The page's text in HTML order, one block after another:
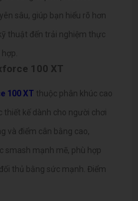
sâu, giúp bạn hiểu rõ hơn
thuật đến trải nghiệm thực
100 XT
100 XT thuộc phân khúc cao
kế dành cho người chơi
và điểm cân bằng cao,
smash mạnh mẽ, phù hợp
thủ bằng sức mạnh. Điểm